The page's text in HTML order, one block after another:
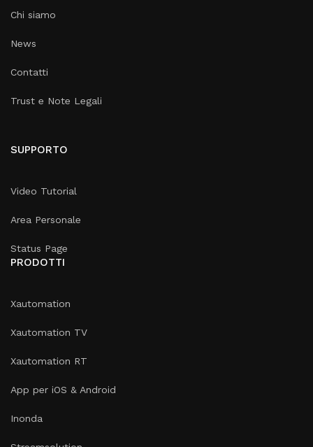
Chi siamo
News
Contatti
Trust e Note Legali
SUPPORTO
Video Tutorial
Area Personale
Status Page
PRODOTTI
Xautomation
Xautomation TV
Xautomation RT
App per iOS & Android
Inonda